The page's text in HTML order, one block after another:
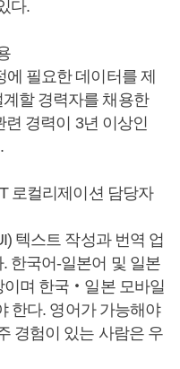
다.
필요한 데이터를 제
할 경력자를 채용한
련 경력이 3년 이상인
로컬리제이션 담당자
텍스트 작성과 번역 업
한국어-일본어 및 일본
이며 한국‧일본 모바일
한다. 영어가 가능해야
경험이 있는 사람은 우